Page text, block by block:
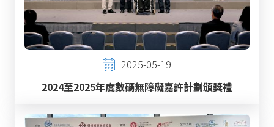
2025-05-19
2024至2025年度數碼無障礙嘉許計劃頒獎禮